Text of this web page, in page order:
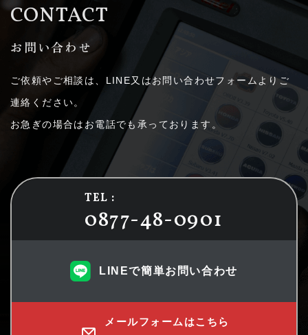
CONTACT
お問い合わせ
ご依頼やご相談は、LINE又はお問い合わせフォームよりご
連絡ください。
お急ぎの場合はお電話でも承っております。
TEL :
0877-48-0901
LINEで簡単お問い合わせ
メールフォームはこちら